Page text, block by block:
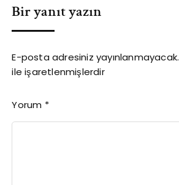
Bir yanıt yazın
E-posta adresiniz yayınlanmayacak.
ile işaretlenmişlerdir
Yorum *